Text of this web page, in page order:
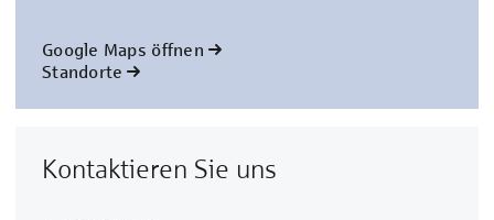
Google Maps öffnen
Standorte
Kontaktieren Sie uns